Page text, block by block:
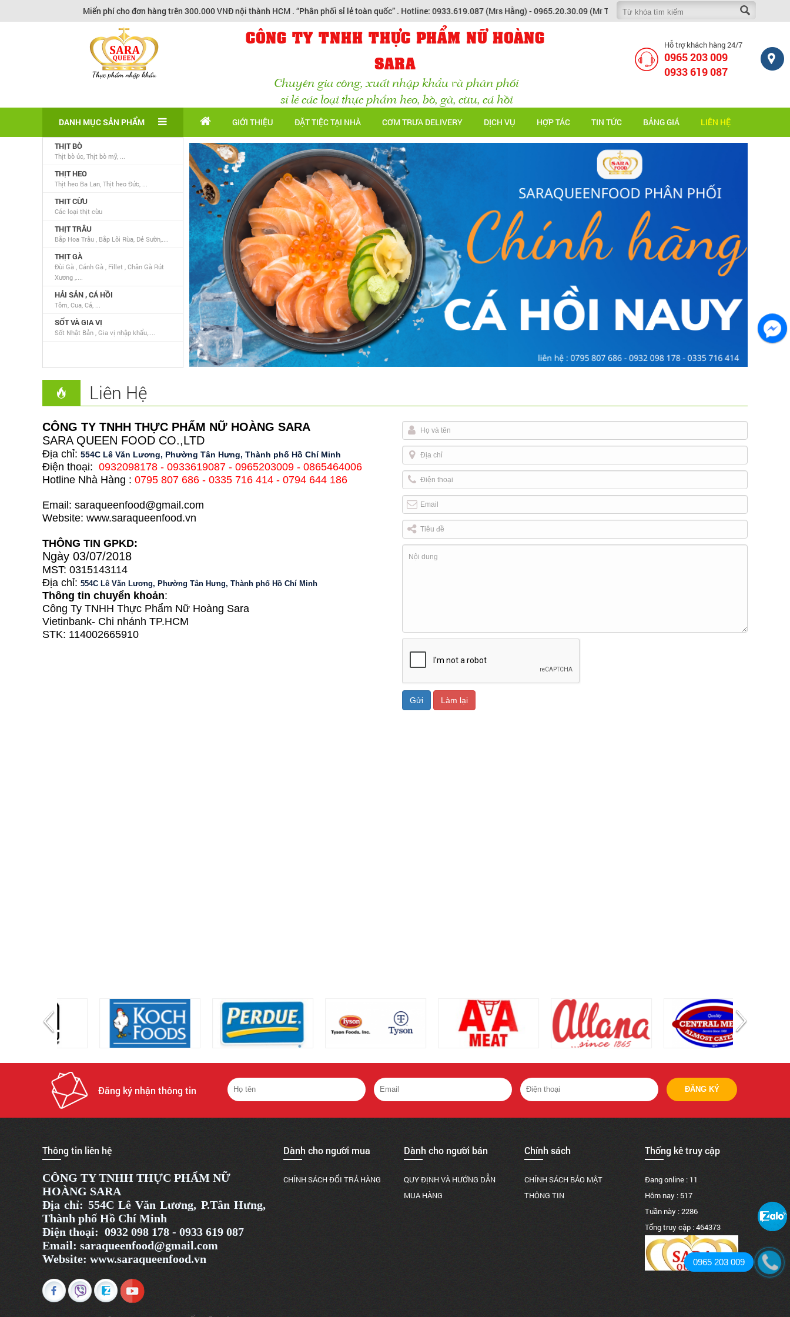
Miển phí cho đơn hàng trên 300.000 VNĐ nội thành HCM . “Phân phối sỉ lẻ toàn quốc” . Hotline: 0933.619.087 (Mrs Hằng) - 0965.20.30.09 (Mr Tài)
CÔNG TY TNHH THỰC PHẨM NỮ HOÀNG
SARA
Chuyên gia công, xuất nhập khẩu và phân phối
sỉ lẻ các loại thực phẩm heo, bò, gà, cừu, cá hồi
Hỗ trợ khách hàng 24/7
0965 203 009
0933 619 087
GIỚI THIỆU ĐẶT TIỆC TẠI NHÀ CƠM TRƯA DELIVERY DỊCH VỤ HỢP TÁC TIN TỨC BẢNG GIÁ LIÊN HỆ
DANH MỤC SẢN PHẨM
THỊT BÒ
Thịt bò úc, Thịt bò mỹ, ...
THỊT HEO
Thịt heo Ba Lan, Thịt heo Đức, ...
THỊT CỪU
Các loại thịt cừu
THỊT TRÂU
Bắp Hoa Trâu , Bắp Lõi Rùa, Dẻ Sườn,....
THỊT GÀ
Đùi Gà , Cánh Gà , Fillet , Chân Gà Rút
Xương ,....
HẢI SẢN , CÁ HỒI
Tôm, Cua, Cá, ...
SỐT VÀ GIA VỊ
Sốt Nhật Bản , Gia vị nhập khẩu,....
Liên Hệ
CÔNG TY TNHH THỰC PHẨM NỮ HOÀNG SARA
SARA QUEEN FOOD CO.,LTD
Địa chỉ: 554C Lê Văn Lương, Phường Tân Hưng, Thành phố Hồ Chí Minh
Điện thoại: 0932098178 - 0933619087 - 0965203009 - 0865464006
Hotline Nhà Hàng : 0795 807 686 - 0335 716 414 - 0794 644 186
Email: saraqueenfood@gmail.com
Website: www.saraqueenfood.vn
THÔNG TIN GPKD:
Ngày 03/07/2018
MST: 0315143114
Địa chỉ: 554C Lê Văn Lương, Phường Tân Hưng, Thành phố Hồ Chí Minh
Thông tin chuyển khoản:
Công Ty TNHH Thực Phẩm Nữ Hoàng Sara
Vietinbank- Chi nhánh TP.HCM
STK: 114002665910
Gửi Làm lại
Đăng ký nhận thông tin ĐĂNG KÝ
Thông tin liên hệ
CÔNG TY TNHH THỰC PHẨM NỮ
HOÀNG SARA
Địa chỉ: 554C Lê Văn Lương, P.Tân Hưng,
Thành phố Hồ Chí Minh
Điện thoại: 0932 098 178 - 0933 619 087
Email: saraqueenfood@gmail.com
Website: www.saraqueenfood.vn
Dành cho người mua
CHÍNH SÁCH ĐỔI TRẢ HÀNG
Dành cho người bán
QUY ĐỊNH VÀ HƯỚNG DẪN
MUA HÀNG
Chính sách
CHÍNH SÁCH BẢO MẬT
THÔNG TIN
Thống kê truy cập
Đang online : 11
Hôm nay : 517
Tuần này :2286
Tổng truy cập :464373
0965 203 009